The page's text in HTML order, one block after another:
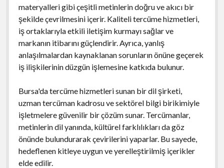
materyalleri gibi çeşitli metinlerin doğru ve akıcı bir
şekilde çevrilmesini içerir. Kaliteli tercüme hizmetleri,
iş ortaklarıyla etkili iletişim kurmayı sağlar ve
markanın itibarını güçlendirir. Ayrıca, yanlış
anlaşılmalardan kaynaklanan sorunların önüne geçerek
iş ilişkilerinin düzgün işlemesine katkıda bulunur.
Bursa'da tercüme hizmetleri sunan bir dil şirketi,
uzman tercüman kadrosu ve sektörel bilgi birikimiyle
işletmelere güvenilir bir çözüm sunar. Tercümanlar,
metinlerin dil yanında, kültürel farklılıkları da göz
önünde bulundurarak çevirilerini yaparlar. Bu sayede,
hedeflenen kitleye uygun ve yerelleştirilmiş içerikler
elde edilir.